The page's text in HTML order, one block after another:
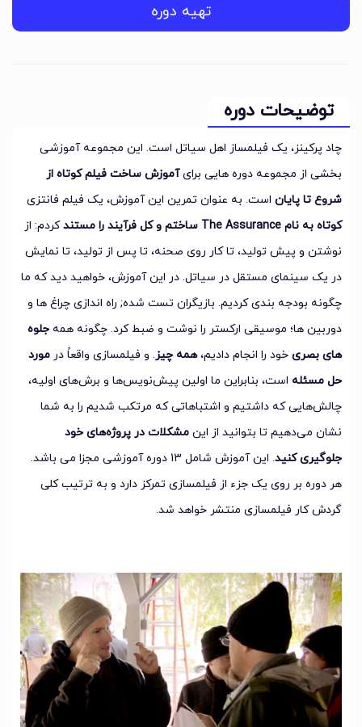
تهیه دوره
توضیحات دوره
چاد پرکینز، یک فیلمساز اهل سیاتل است. این مجموعه آموزشی
بخشی از مجموعه دوره هایی برایآموزش ساخت فیلم کوتاه از
شروع تا پایان است. به عنوان تمرین این آموزش، یک فیلم فانتزی
کوتاه به نام The Assurance ساختم و کل فرآیند را مستند
کردم: از
نوشتن و پیش تولید، تا کار روی صحنه، تا پس از تولید، تا نمایش
در یک سینمای مستقل در سیاتل. در این آموزش، خواهید دید که ما
چگونه بودجه بندی کردیم. بازیگران تست شده; راه اندازی چراغ ها و
دوربین ها؛ موسیقی ارکستر را نوشت و ضبط کرد. چگونه همه جلوه
های بصری خود را انجام دادیم،همه چیز. و فیلمسازی واقعاً در مورد
حل مسئله است، بنابراین ما اولین پیش‌نویس‌ها و برش‌های اولیه،
چالش‌هایی که داشتیم و اشتباهاتی که مرتکب شدیم را به شما
نشان می‌دهیم تا بتوانید از این مشکلات در پروژه‌های خود
جلوگیری کنید
. این آموزش شامل 13 دوره آموزشی مجزا می باشد.
هر دوره بر روی یک جزء از فیلمسازی تمرکز دارد و به ترتیب کلی
گردش کار فیلمسازی منتشر خواهد شد.